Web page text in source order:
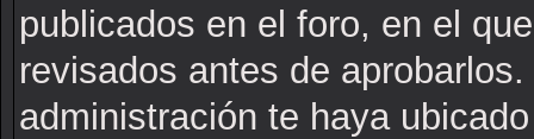
publicados en el foro, en el
revisados antes de
administración te haya